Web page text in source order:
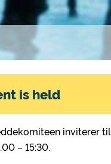
inviterer
– 15:30.
is held